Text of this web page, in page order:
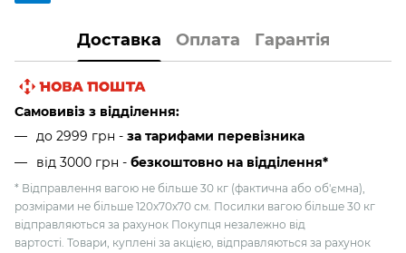
Доставка Оплата Гарантія
Самовивіз з відділення:
до 2999 грн - за тарифами перевізника
від 3000 грн - безкоштовно на відділення*
* Відправлення вагою не більше 30 кг (фактична або об'ємна),
розмірами не більше 120х70х70 см. Посилки вагою більше 30 кг
відправляються за рахунок Покупця незалежно від
вартості. Товари, куплені за акцією, відправляються за рахунок